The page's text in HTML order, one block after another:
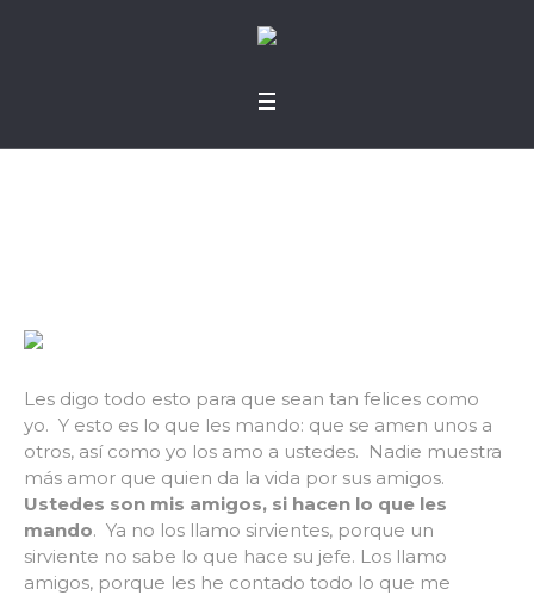
Les digo todo esto para que sean tan felices como
yo. Y esto es lo que les mando: que se amen unos a
otros, así como yo los amo a ustedes. Nadie muestra
más amor que quien da la vida por sus amigos.
Ustedes son mis amigos, si hacen lo que les
mando. Ya no los llamo sirvientes, porque un
sirviente no sabe lo que hace su jefe. Los llamo
amigos, porque les he contado todo lo que me